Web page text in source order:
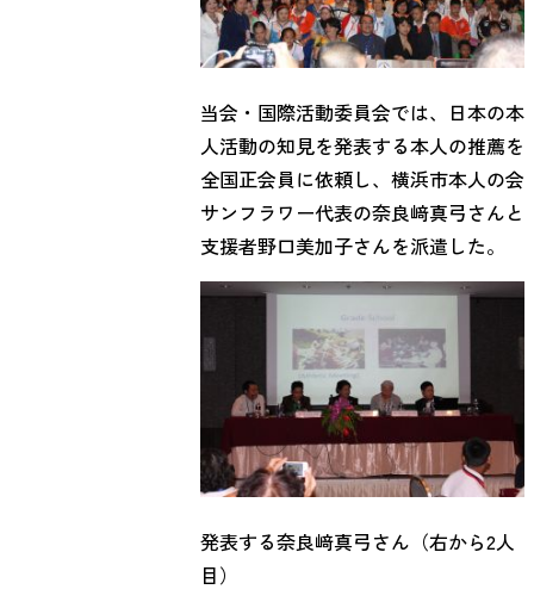
当会・国際活動委員会では、日本の本
人活動の知見を発表する本人の推薦を
全国正会員に依頼し、横浜市本人の会
サンフラワー代表の奈良﨑真弓さんと
支援者野口美加子さんを派遣した。
発表する奈良﨑真弓さん（右から2人
目）